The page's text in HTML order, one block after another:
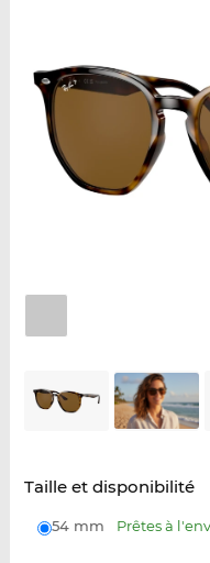
Taille et disponibilité
54 mm Prêtes à